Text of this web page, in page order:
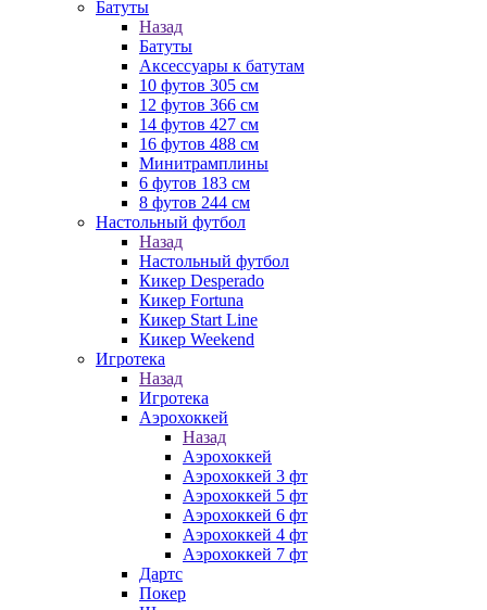
Батуты
Назад
Батуты
Аксессуары к батутам
10 футов 305 см
12 футов 366 см
14 футов 427 см
16 футов 488 см
Минитрамплины
6 футов 183 см
8 футов 244 см
Настольный футбол
Назад
Настольный футбол
Кикер Desperado
Кикер Fortuna
Кикер Start Line
Кикер Weekend
Игротека
Назад
Игротека
Аэрохоккей
Назад
Аэрохоккей
Аэрохоккей 3 фт
Аэрохоккей 5 фт
Аэрохоккей 6 фт
Аэрохоккей 4 фт
Аэрохоккей 7 фт
Дартс
Покер